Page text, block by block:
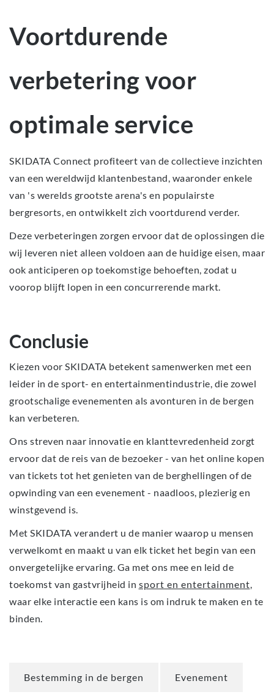
Voortdurende
verbetering voor
optimale service
SKIDATA Connect profiteert van de collectieve inzichten
van een wereldwijd klantenbestand, waaronder enkele
van 's werelds grootste arena's en populairste
bergresorts, en ontwikkelt zich voortdurend verder.
Deze verbeteringen zorgen ervoor dat de oplossingen die
wij leveren niet alleen voldoen aan de huidige eisen, maar
ook anticiperen op toekomstige behoeften, zodat u
voorop blijft lopen in een concurrerende markt.
Conclusie
Kiezen voor SKIDATA betekent samenwerken met een
leider in de sport- en entertainmentindustrie, die zowel
grootschalige evenementen als avonturen in de bergen
kan verbeteren.
Ons streven naar innovatie en klanttevredenheid zorgt
ervoor dat de reis van de bezoeker - van het online kopen
van tickets tot het genieten van de berghellingen of de
opwinding van een evenement - naadloos, plezierig en
winstgevend is.
Met SKIDATA verandert u de manier waarop u mensen
verwelkomt en maakt u van elk ticket het begin van een
onvergetelijke ervaring. Ga met ons mee en leid de
toekomst van gastvrijheid in sport en entertainment
waar elke interactie een kans is om indruk te maken en te
binden.
Bestemming in de bergen Evenement